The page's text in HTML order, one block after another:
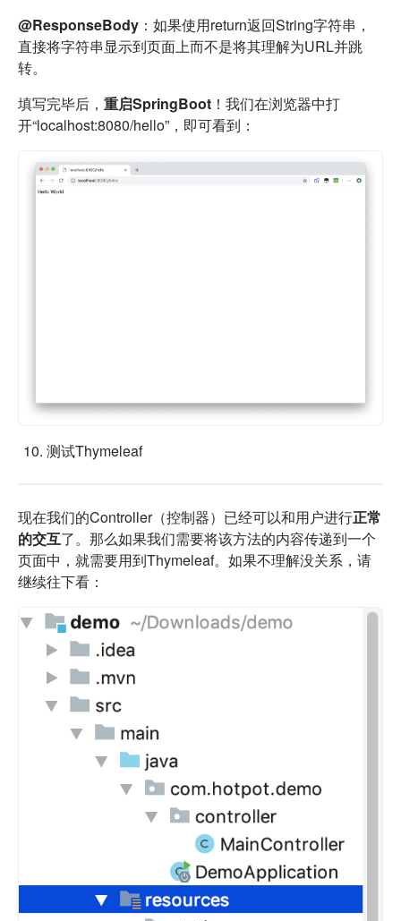
@ResponseBody ：如果使用return返回String字符串，
直接将字符串显示到页面上而不是将其理解为URL并跳
转。
填写完毕后， 重启SpringBoot ！我们在浏览器中打
开“localhost:8080/hello”，即可看到：
测试Thymeleaf
现在我们的Controller（控制器）已经可以和用户进行正常
的交互了。那么如果我们需要将该方法的内容传递到一个
页面中，就需要用到Thymeleaf。如果不理解没关系，请
继续往下看：